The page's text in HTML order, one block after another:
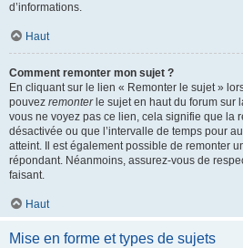
d’informations.
Haut
Comment remonter mon sujet ?
En cliquant sur le lien « Remonter le sujet »
pouvez remonterle sujet en haut du forum sur
vous ne voyez pas ce lien, cela signifie que la
désactivée ou que l’intervalle de temps pour
atteint. Il est également possible de remonter
répondant. Néanmoins, assurez-vous de
faisant.
Haut
Mise en forme et types de sujets